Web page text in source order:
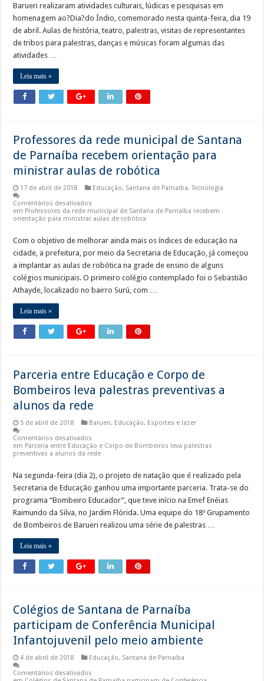
Barueri realizaram atividades culturais, lúdicas e pesquisas em
homenagem ao?Dia?do Índio, comemorado nesta quinta-feira, dia 19
de abril. Aulas de história, teatro, palestras, visitas de representantes
de tribos para palestras, danças e músicas foram algumas das
atividades …
Leia mais »
Professores da rede municipal de Santana
de Parnaíba recebem orientação para
ministrar aulas de robótica
17 de abril de 2018 Educação, Santana de Parnaíba,Tecnologia
Comentários desativados
em Professores da rede municipal de Santana de Parnaíba recebem
orientação para ministrar aulas de robótica
Com o objetivo de melhorar ainda mais os índices de educação na
cidade, a prefeitura, por meio da Secretaria de Educação, já começou
a implantar as aulas de robótica na grade de ensino de alguns
colégios municipais. O primeiro colégio contemplado foi o Sebastião
Athayde, localizado no bairro Surú, com …
Leia mais »
Parceria entre Educação e Corpo de
Bombeiros leva palestras preventivas a
alunos da rede
5 de abril de 2018 Barueri, Educação, Esportes e lazer
Comentários desativados
em Parceria entre Educação e Corpo de Bombeiros leva palestras
preventivas a alunos da rede
Na segunda-feira (dia 2), o projeto de natação que é realizado pela
Secretaria de Educação ganhou uma importante parceria. Trata-se do
programa “Bombeiro Educador”, que teve início na Emef Enéias
Raimundo da Silva, no Jardim Flórida. Uma equipe do 18º Grupamento
de Bombeiros de Barueri realizou uma série de palestras …
Leia mais »
Colégios de Santana de Parnaíba
participam de Conferência Municipal
Infantojuvenil pelo meio ambiente
4 de abril de 2018 Educação, Santana de Parnaíba
Comentários desativados